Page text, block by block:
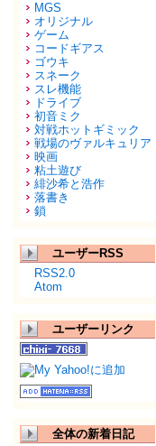
MGS
オリジナル
ゲーム
コードギアス
ゴウキ
スネーク
スレ機能
ドライブ
初音ミク
対戦ホットギミック
戦場のヴァルキュリア
映画
粘土遊び
緋沙希と浩作
落書き
鎖
ユーザーRSS
RSS2.0
Atom
ユーザーリンク
全体の新着日記